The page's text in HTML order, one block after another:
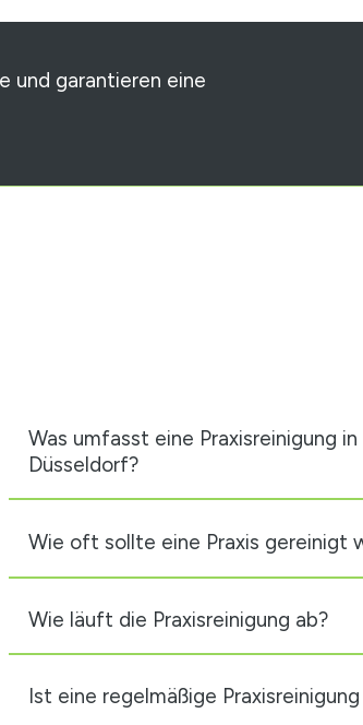
und garantieren eine
Was umfasst eine Praxisreinigung in
Düsseldorf?
Wie oft sollte eine Praxis gereinigt
Wie läuft die Praxisreinigung ab?
Ist eine regelmäßige